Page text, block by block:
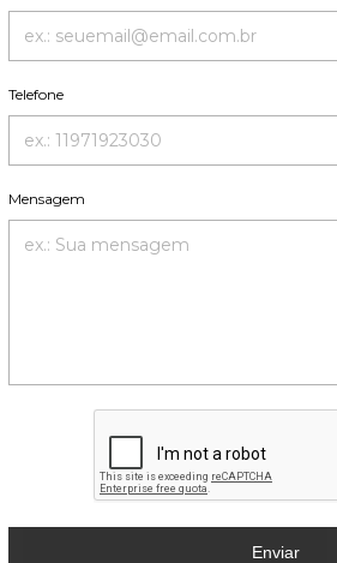
Telefone
Mensagem
Enviar